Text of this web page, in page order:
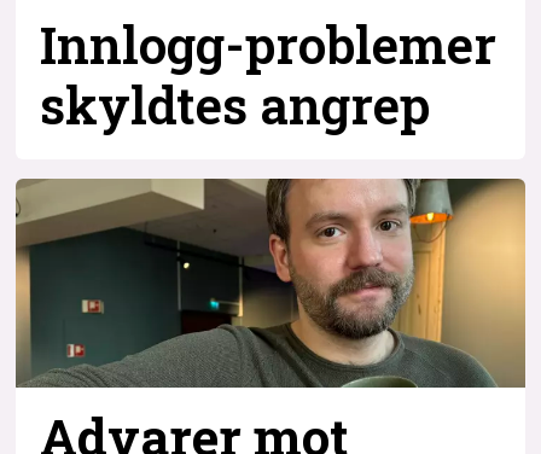
Innlogg-problemer
skyldtes angrep
Advarer mot